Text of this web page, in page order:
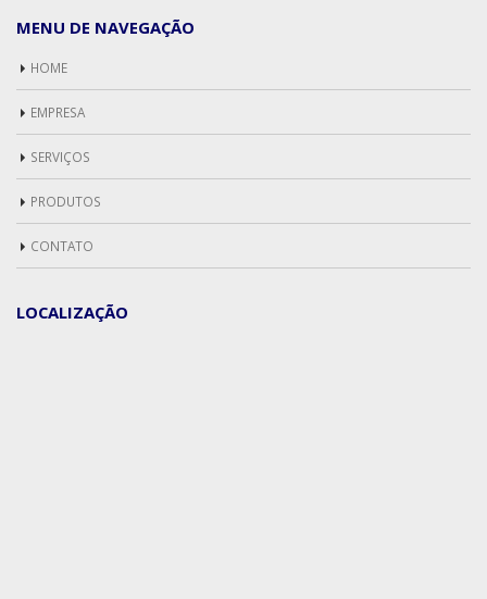
MENU DE NAVEGAÇÃO
HOME
EMPRESA
SERVIÇOS
PRODUTOS
CONTATO
LOCALIZAÇÃO